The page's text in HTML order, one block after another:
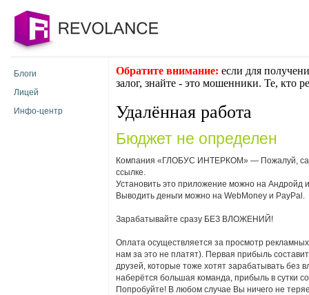
Блоги
Лицей
Инфо-центр
Обратите внимание: если для
залог, знайте - это мошенники. Те, кто
Удалённая работа
Бюджет не определен
Компания «ГЛОБУС ИНТЕРКОМ» — Пожалуй,
ссылке.
Установить это приложение можно на Андройд
Выводить деньги можно на WebMoney и PayPal.
Зарабатывайте сразу БЕЗ ВЛОЖЕНИЙ!
Оплата осуществляется за просмотр
нам за это не платят). Первая прибыль
друзей, которые тоже хотят зарабатывать без
наберётся большая команда, прибыль в сутки
Попробуйте! В любом случае Вы ничего не